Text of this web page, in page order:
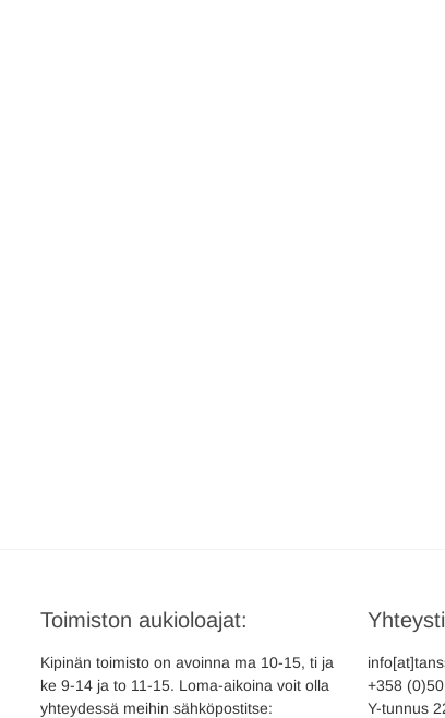
Toimiston aukioloajat:
Kipinän toimisto on avoinna ma 10-15, ti ja
ke 9-14 ja to 11-15. Loma-aikoina voit olla
yhteydessä meihin sähköpostitse:
+358
Y-tunnus